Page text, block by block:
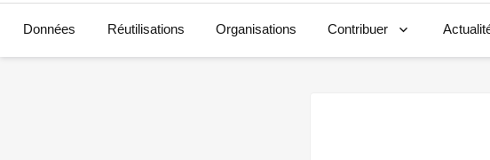
Données Réutilisations Organisations Contribuer